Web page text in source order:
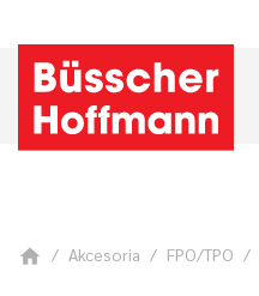
home Akcesoria FPO/TPO